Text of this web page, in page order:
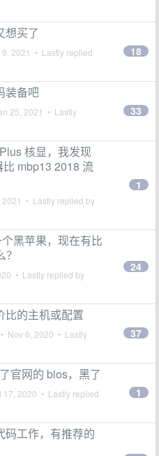
想买了
2021 • Lastly replied
18
装备吧
25, 2021 • Lastly
33
核显，我发现
mbp13 2018 流
• Lastly replied by
1
黑苹果，现在有比
• Lastly replied by
24
比的主机或配置
• Nov 6, 2020 • Lastly
37
官网的 bios，黑了
17, 2020 • Lastly replied
1
码工作，有推荐的